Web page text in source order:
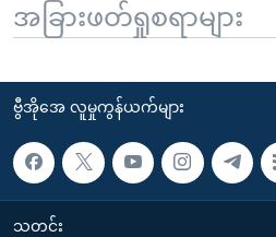
အခြားဖတ်ရှုစရာများ
ဗွီအိုအေ လူမှုကွန်ယက်များ
သတင်း